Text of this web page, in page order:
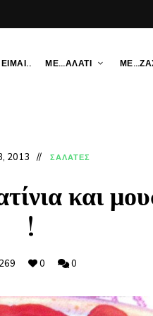
ΜΕ…ΑΛΑΤΙ
2013 ΣΑΛΑΤΕΣ
και
!
0 0